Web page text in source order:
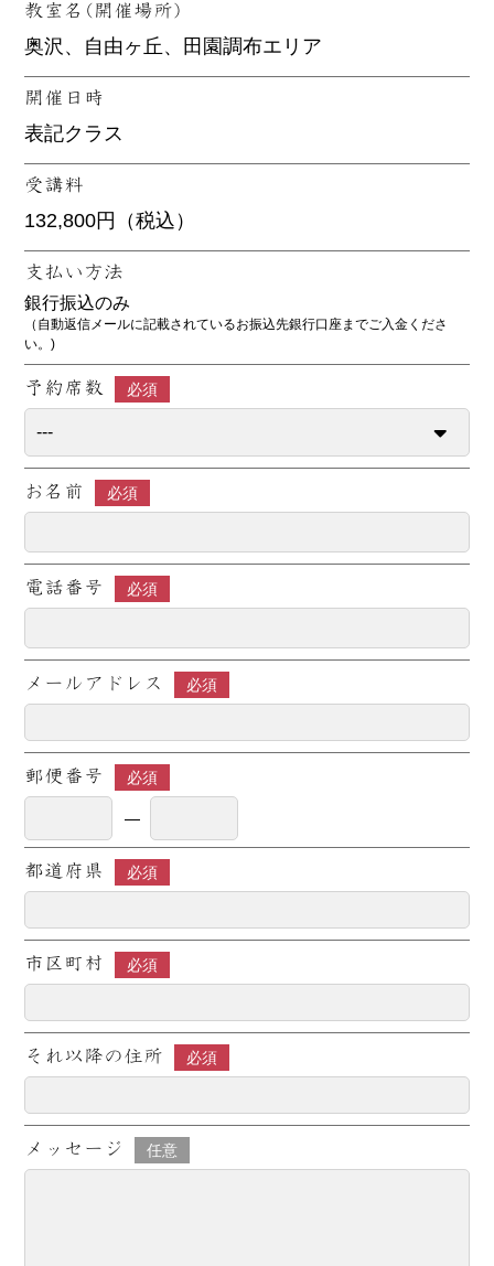
教室名(開催場所)
開催日時
受講料
支払い方法
銀行振込のみ
（自動返信メールに記載されているお振込先銀行口座までご入金くださ
い。)
予約席数 必須
お名前 必須
電話番号 必須
メールアドレス 必須
郵便番号 必須
都道府県 必須
市区町村 必須
それ以降の住所 必須
メッセージ 任意